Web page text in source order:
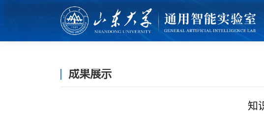
成果展示
知